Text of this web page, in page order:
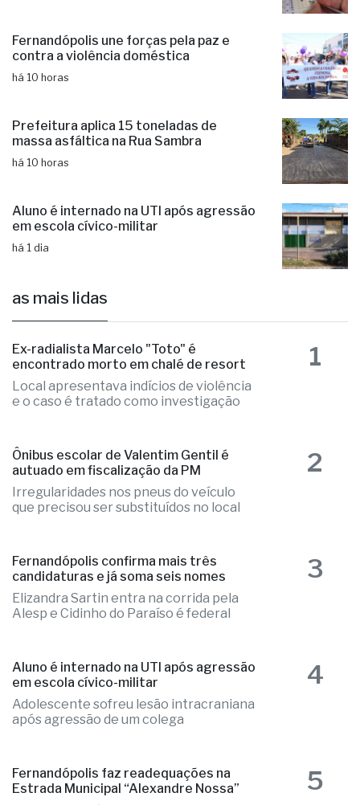
Fernandópolis une forças pela paz e
contra a violência doméstica
há 10 horas
Prefeitura aplica 15 toneladas de
massa asfáltica na Rua Sambra
há 10 horas
Aluno é internado na UTI após agressão
em escola cívico-militar
há 1 dia
as mais lidas
Ex-radialista Marcelo "Toto" é
encontrado morto em chalé de resort
Local apresentava indícios de violência
e o caso é tratado como investigação
1
Ônibus escolar de Valentim Gentil é
autuado em fiscalização da PM
Irregularidades nos pneus do veículo
que precisou ser substituídos no local
2
Fernandópolis confirma mais três
candidaturas e já soma seis nomes
Elizandra Sartin entra na corrida pela
Alesp e Cidinho do Paraíso é federal
3
Aluno é internado na UTI após agressão
em escola cívico-militar
Adolescente sofreu lesão intracraniana
após agressão de um colega
4
Fernandópolis faz readequações na
Estrada Municipal “Alexandre Nossa”
5